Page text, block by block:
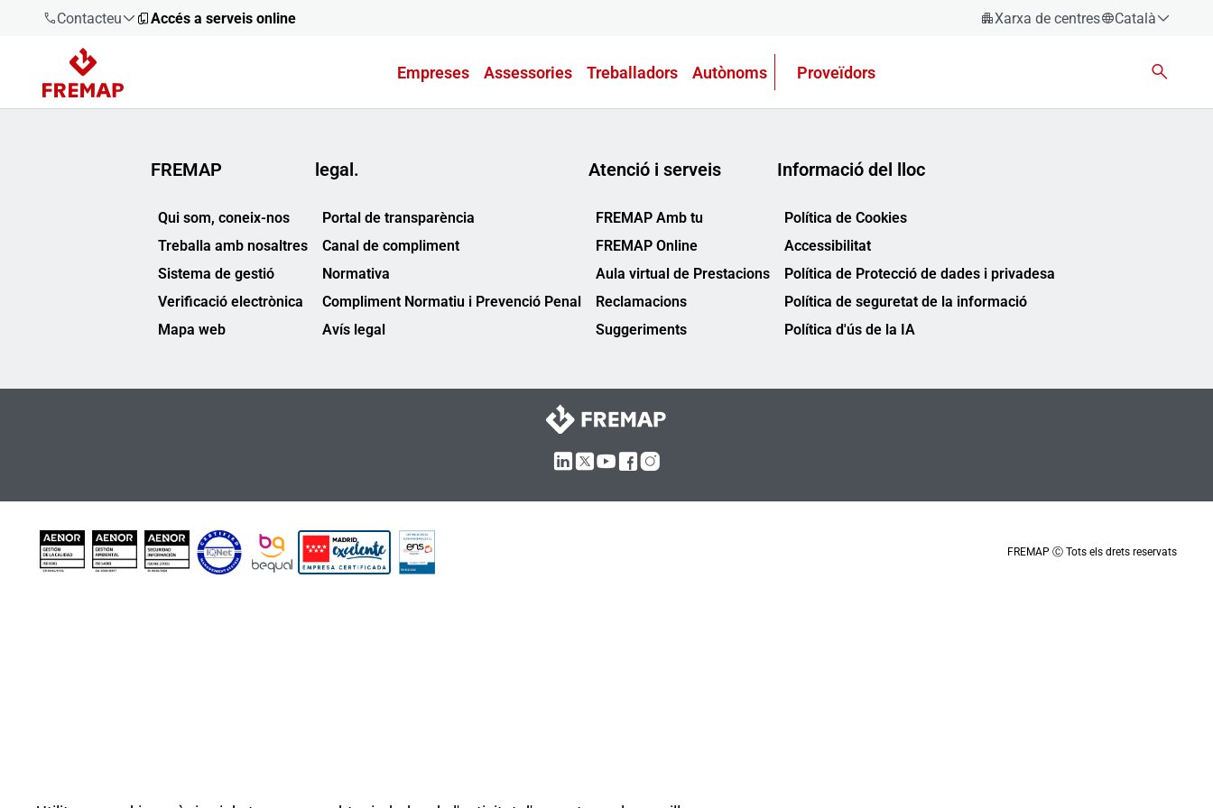
Contacteu
900 61 00
61
Accés a serveis online Xarxa de centres
Català
Empreses Assessories Treballadors Autònoms Proveïdors
FREMAP
Qui som, coneix-nos
Treballa amb nosaltres
Sistema de gestió
Verificació electrònica
Mapa web
legal.
Portal de transparència
Canal de compliment
Normativa
Compliment Normatiu i Prevenció Penal
Avís legal
Atenció i serveis
FREMAP Amb tu
FREMAP Online
Aula virtual de Prestacions
Reclamacions
Suggeriments
Informació del lloc
Política de Cookies
Accessibilitat
Política de Protecció de dades i privadesa
Política de seguretat de la informació
Política d'ús de la IA
FREMAP Ⓒ Tots els drets reservats